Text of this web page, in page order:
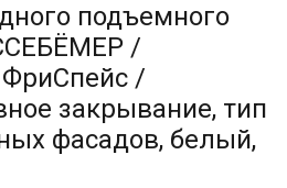
подъемного
/
ФриСпейс /
закрывание, тип
фасадов, белый,